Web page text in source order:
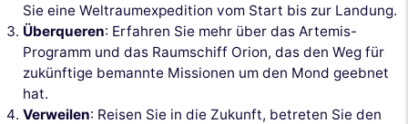
Sie eine Weltraumexpedition vom Start bis zur Landung.
Überqueren: Erfahren Sie mehr über das Artemis-
Programm und das Raumschiff Orion, das den Weg für
zukünftige bemannte Missionen um den Mond geebnet
hat.
Verweilen: Reisen Sie in die Zukunft, betreten Sie den